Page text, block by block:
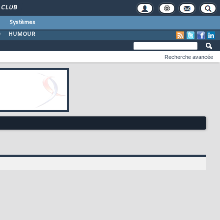
CLUB
Systèmes
HUMOUR
Recherche avancée